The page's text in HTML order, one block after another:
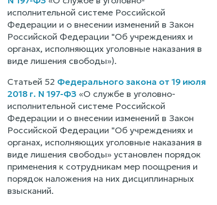
исполнительной системе Российской
Федерации и о внесении изменений в Закон
Российской Федерации "Об учреждениях и
органах, исполняющих уголовные наказания в
виде лишения свободы»).
Статьей 52 Федерального закона от 19 июля
2018 г. N 197-ФЗ «О службе в уголовно-
исполнительной системе Российской
Федерации и о внесении изменений в Закон
Российской Федерации "Об учреждениях и
органах, исполняющих уголовные наказания в
виде лишения свободы» установлен порядок
применения к сотрудникам мер поощрения и
порядок наложения на них дисциплинарных
взысканий.